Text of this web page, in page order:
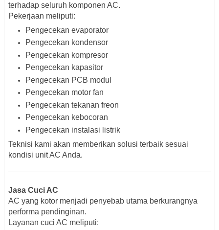
terhadap seluruh komponen AC.
Pekerjaan meliputi:
Pengecekan evaporator
Pengecekan kondensor
Pengecekan kompresor
Pengecekan kapasitor
Pengecekan PCB modul
Pengecekan motor fan
Pengecekan tekanan freon
Pengecekan kebocoran
Pengecekan instalasi listrik
Teknisi kami akan memberikan solusi terbaik sesuai
kondisi unit AC Anda.
Jasa Cuci AC
AC yang kotor menjadi penyebab utama berkurangnya
performa pendinginan.
Layanan cuci AC meliputi: